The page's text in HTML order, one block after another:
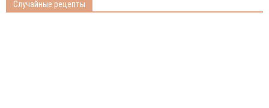
Случайные рецепты